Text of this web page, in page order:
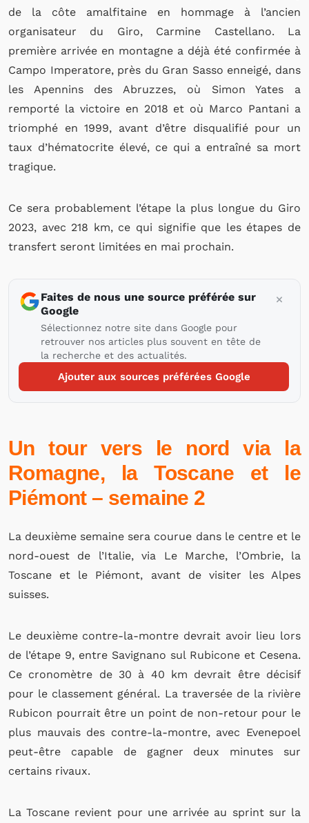
de la côte amalfitaine en hommage à l’ancien
organisateur du Giro, Carmine Castellano. La
première arrivée en montagne a déjà été confirmée à
Campo Imperatore, près du Gran Sasso enneigé, dans
les Apennins des Abruzzes, où Simon Yates a
remporté la victoire en 2018 et où Marco Pantani a
triomphé en 1999, avant d’être disqualifié pour un
taux d’hématocrite élevé, ce qui a entraîné sa mort
tragique.
Ce sera probablement l’étape la plus longue du Giro
2023, avec 218 km, ce qui signifie que les étapes de
transfert seront limitées en mai prochain.
Faites de nous une source préférée sur
Google
Sélectionnez notre site dans Google pour
retrouver nos articles plus souvent en tête de
la recherche et des actualités.
Ajouter aux sources préférées Google
Un tour vers le nord via la
Romagne, la Toscane et le
Piémont – semaine 2
La deuxième semaine sera courue dans le centre et le
nord-ouest de l’Italie, via Le Marche, l’Ombrie, la
Toscane et le Piémont, avant de visiter les Alpes
suisses.
Le deuxième contre-la-montre devrait avoir lieu lors
de l’étape 9, entre Savignano sul Rubicone et Cesena.
Ce cronomètre de 30 à 40 km devrait être décisif
pour le classement général. La traversée de la rivière
Rubicon pourrait être un point de non-retour pour le
plus mauvais des contre-la-montre, avec Evenepoel
peut-être capable de gagner deux minutes sur
certains rivaux.
La Toscane revient pour une arrivée au sprint sur la